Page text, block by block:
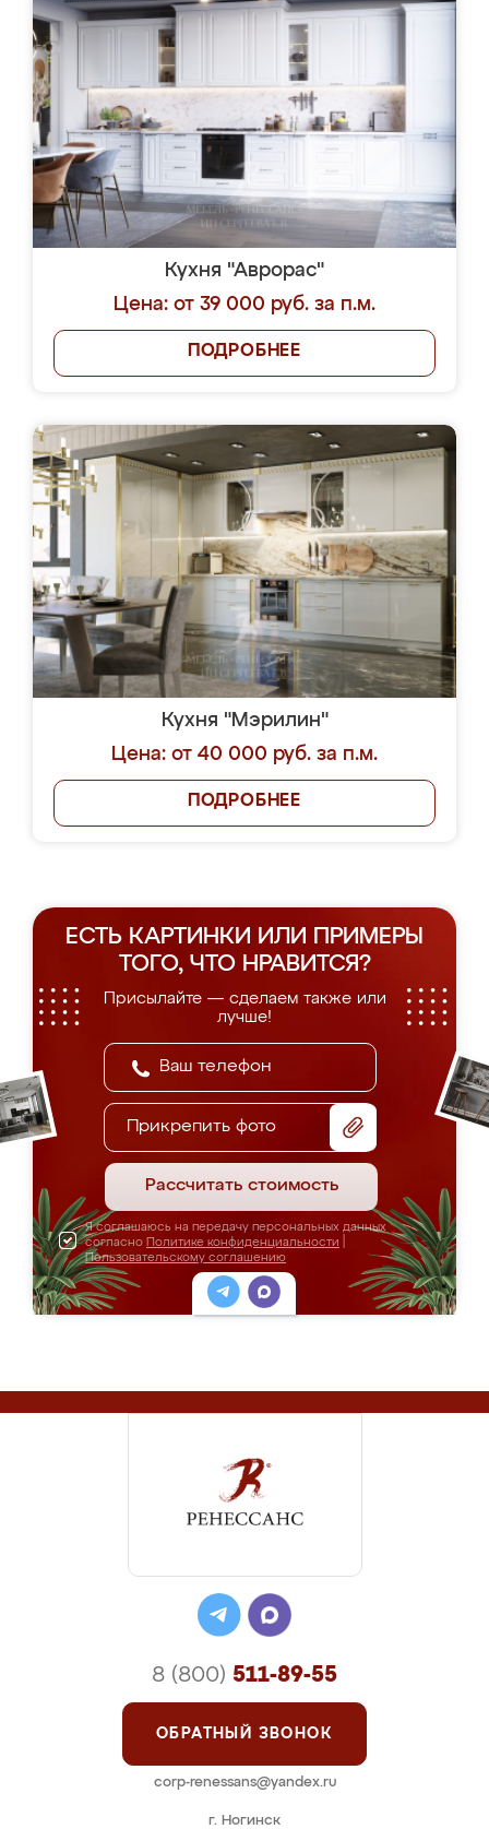
Кухня "Аврорас"
Цена: от 39 000 руб. за п.м.
ПОДРОБНЕЕ
Кухня "Мэрилин"
Цена: от 40 000 руб. за п.м.
ПОДРОБНЕЕ
ЕСТЬ КАРТИНКИ ИЛИ ПРИМЕРЫ
ТОГО, ЧТО НРАВИТСЯ?
Присылайте — сделаем также или
лучше!
Прикрепить фото
Рассчитать стоимость
Я соглашаюсь на передачу персональных данных
согласно Политике конфиденциальности
Пользовательскому соглашению
г. Ногинск
8 (800) 511-89-55
ОБРАТНЫЙ ЗВОНОК
corp-renessans@yandex.ru